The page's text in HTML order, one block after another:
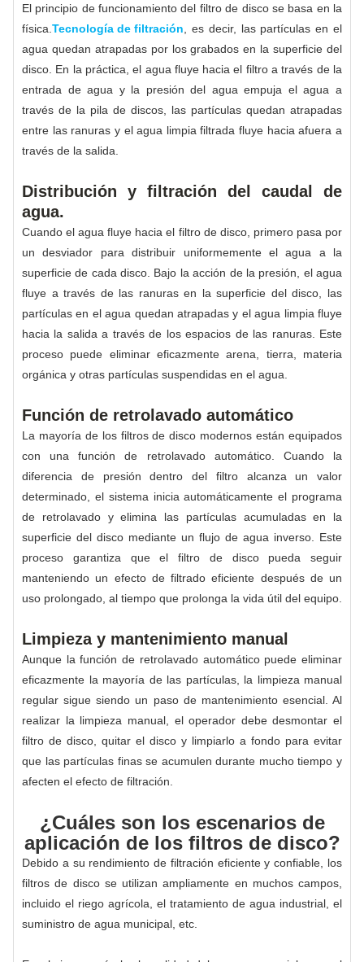
El principio de funcionamiento del filtro de disco se basa en la
física. Tecnología de filtración , es decir, las partículas en el
agua quedan atrapadas por los grabados en la superficie del
disco. En la práctica, el agua fluye hacia el filtro a través de la
entrada de agua y la presión del agua empuja el agua a
través de la pila de discos, las partículas quedan atrapadas
entre las ranuras y el agua limpia filtrada fluye hacia afuera a
través de la salida.
Distribución y filtración del caudal de
agua.
Cuando el agua fluye hacia el filtro de disco, primero pasa por
un desviador para distribuir uniformemente el agua a la
superficie de cada disco. Bajo la acción de la presión, el agua
fluye a través de las ranuras en la superficie del disco, las
partículas en el agua quedan atrapadas y el agua limpia fluye
hacia la salida a través de los espacios de las ranuras. Este
proceso puede eliminar eficazmente arena, tierra, materia
orgánica y otras partículas suspendidas en el agua.
Función de retrolavado automático
La mayoría de los filtros de disco modernos están equipados
con una función de retrolavado automático. Cuando la
diferencia de presión dentro del filtro alcanza un valor
determinado, el sistema inicia automáticamente el programa
de retrolavado y elimina las partículas acumuladas en la
superficie del disco mediante un flujo de agua inverso. Este
proceso garantiza que el filtro de disco pueda seguir
manteniendo un efecto de filtrado eficiente después de un
uso prolongado, al tiempo que prolonga la vida útil del equipo.
Limpieza y mantenimiento manual
Aunque la función de retrolavado automático puede eliminar
eficazmente la mayoría de las partículas, la limpieza manual
regular sigue siendo un paso de mantenimiento esencial. Al
realizar la limpieza manual, el operador debe desmontar el
filtro de disco, quitar el disco y limpiarlo a fondo para evitar
que las partículas finas se acumulen durante mucho tiempo y
afecten el efecto de filtración.
¿Cuáles son los escenarios de
aplicación de los filtros de disco?
Debido a su rendimiento de filtración eficiente y confiable, los
filtros de disco se utilizan ampliamente en muchos campos,
incluido el riego agrícola, el tratamiento de agua industrial, el
suministro de agua municipal, etc.